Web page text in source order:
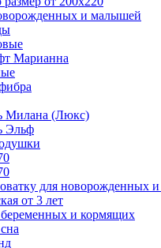
и малышей
Марианна
Милана (Люкс)
Эльф
для новорожденных
от 3 лет
и кормящих